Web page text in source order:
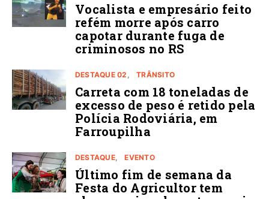
Vocalista e empresário feito
refém morre após carro
capotar durante fuga de
criminosos no RS
DESTAQUE 02 TRÂNSITO
Carreta com 18 toneladas de
excesso de peso é retido pela
Polícia Rodoviária, em
Farroupilha
DESTAQUE EVENTO
Último fim de semana da
Festa do Agricultor tem